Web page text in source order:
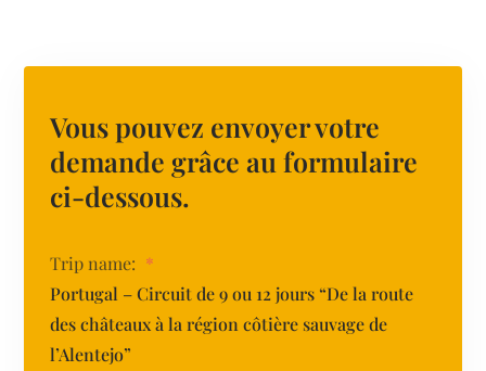
Vous pouvez envoyer votre
demande grâce au formulaire
ci-dessous.
Trip name: *
Portugal – Circuit de 9 ou 12 jours “De la route
des châteaux à la région côtière sauvage de
l’Alentejo”